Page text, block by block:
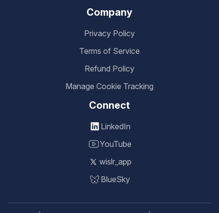
Company
Privacy Policy
Terms of Service
Refund Policy
Manage Cookie Tracking
Connect
LinkedIn
YouTube
wislr_app
BlueSky